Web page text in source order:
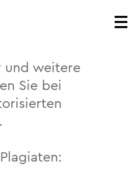
und weitere
Sie bei